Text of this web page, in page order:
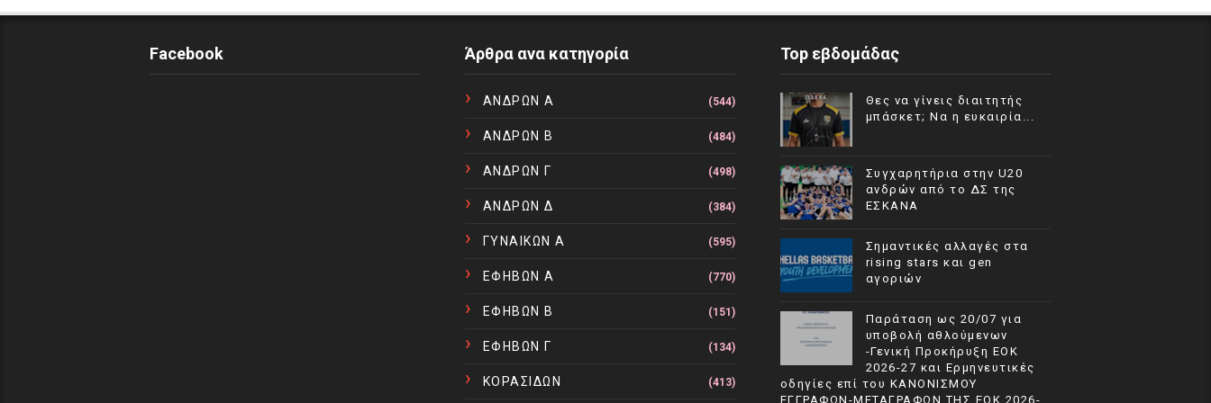
Facebook Άρθρα ανα κατηγορία
ΑΝΔΡΩΝ Α (544)
ΑΝΔΡΩΝ Β (484)
ΑΝΔΡΩΝ Γ (498)
ΑΝΔΡΩΝ Δ (384)
ΓΥΝΑΙΚΩΝ Α (595)
ΕΦΗΒΩΝ Α (770)
ΕΦΗΒΩΝ Β (151)
ΕΦΗΒΩΝ Γ (134)
ΚΟΡΑΣΙΔΩΝ (413)
Top εβδομάδας
Θες να γίνεις διαιτητής
μπάσκετ; Να η ευκαιρία...
Συγχαρητήρια στην U20
ανδρών από το ΔΣ της
ΕΣΚΑΝΑ
Σημαντικές αλλαγές στα
rising stars και gen
αγοριών
Παράταση ως 20/07 για
υποβολή αθλούμενων
-Γενική Προκήρυξη ΕΟΚ
2026-27 και Ερμηνευτικές
οδηγίες επί του ΚΑΝΟΝΙΣΜΟΥ
ΕΓΓΡΑΦΩΝ-ΜΕΤΑΓΡΑΦΩΝ ΤΗΣ ΕΟΚ 2026-